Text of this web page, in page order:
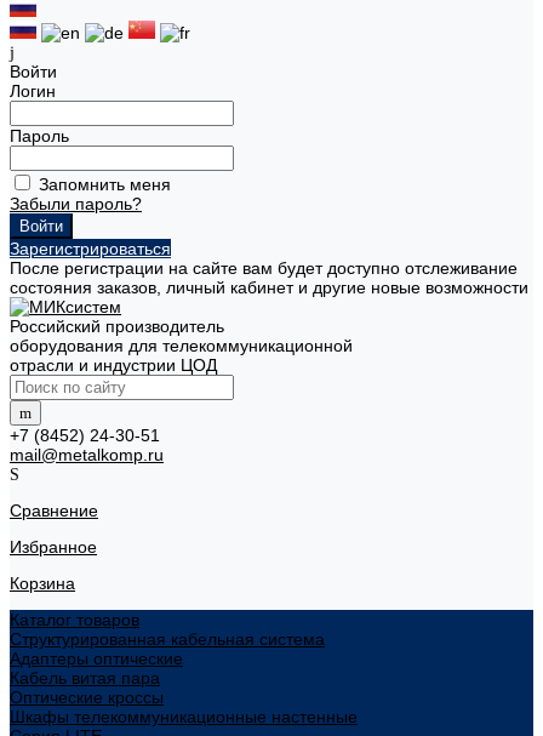
Войти
Логин
Пароль
Запомнить меня
Забыли пароль?
Зарегистрироваться
После регистрации на сайте вам будет доступно отслеживание
состояния заказов, личный кабинет и другие новые возможности
Российский производитель
оборудования для телекоммуникационной
отрасли и индустрии ЦОД
+7 (8452) 24-30-51
mail@metalkomp.ru
Сравнение
Избранное
Корзина
Каталог товаров
Структурированная кабельная система
Адаптеры оптические
Кабель витая пара
Оптические кроссы
Шкафы телекоммуникационные настенные